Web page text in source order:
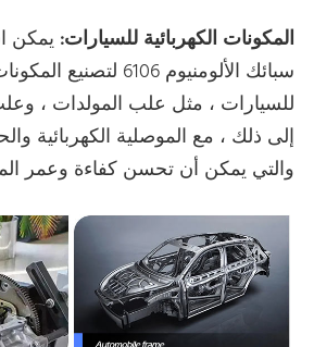
المكونات الكهربائية للسيارات: يمكن
سبائك الألومنيوم 6106
للسيارات ، مثل علب المولدات ،
إلى ذلك ، مع الموصلية الكهربائية
والتي يمكن أن تحسن كفاءة وعمر